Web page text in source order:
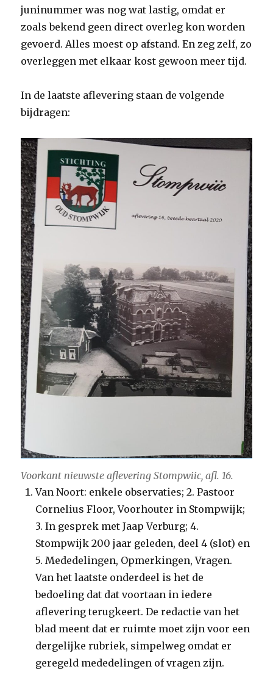
juninummer was nog wat lastig, omdat er
zoals bekend geen direct overleg kon worden
gevoerd. Alles moest op afstand. En zeg zelf, zo
overleggen met elkaar kost gewoon meer tijd.
In de laatste aflevering staan de volgende
bijdragen:
Voorkant nieuwste aflevering Stompwiic, afl. 16.
Van Noort: enkele observaties; 2. Pastoor
Cornelius Floor, Voorhouter in Stompwijk;
3. In gesprek met Jaap Verburg; 4.
Stompwijk 200 jaar geleden, deel 4 (slot) en
5. Mededelingen, Opmerkingen, Vragen.
Van het laatste onderdeel is het de
bedoeling dat dat voortaan in iedere
aflevering terugkeert. De redactie van het
blad meent dat er ruimte moet zijn voor een
dergelijke rubriek, simpelweg omdat er
geregeld mededelingen of vragen zijn.